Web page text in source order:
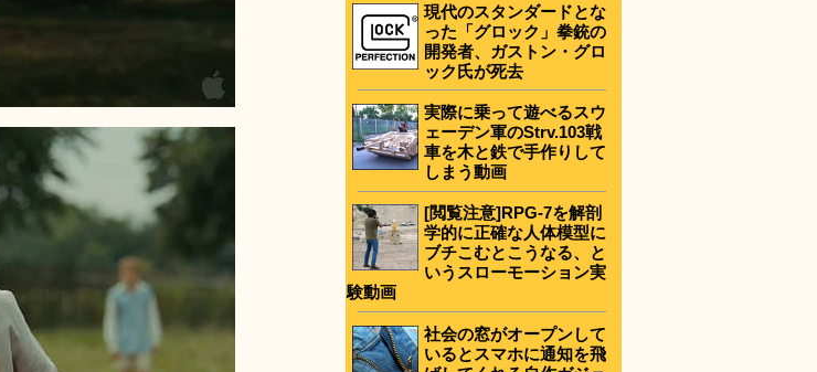
現代のスタンダードとな
った「グロック」拳銃の
開発者、ガストン・グロ
ック氏が死去
実際に乗って遊べるスウ
ェーデン軍のStrv.103戦
車を木と鉄で手作りして
しまう動画
[閲覧注意]RPG-7を解剖
学的に正確な人体模型に
ブチこむとこうなる、と
いうスローモーション実
験動画
社会の窓がオープンして
いるとスマホに通知を飛